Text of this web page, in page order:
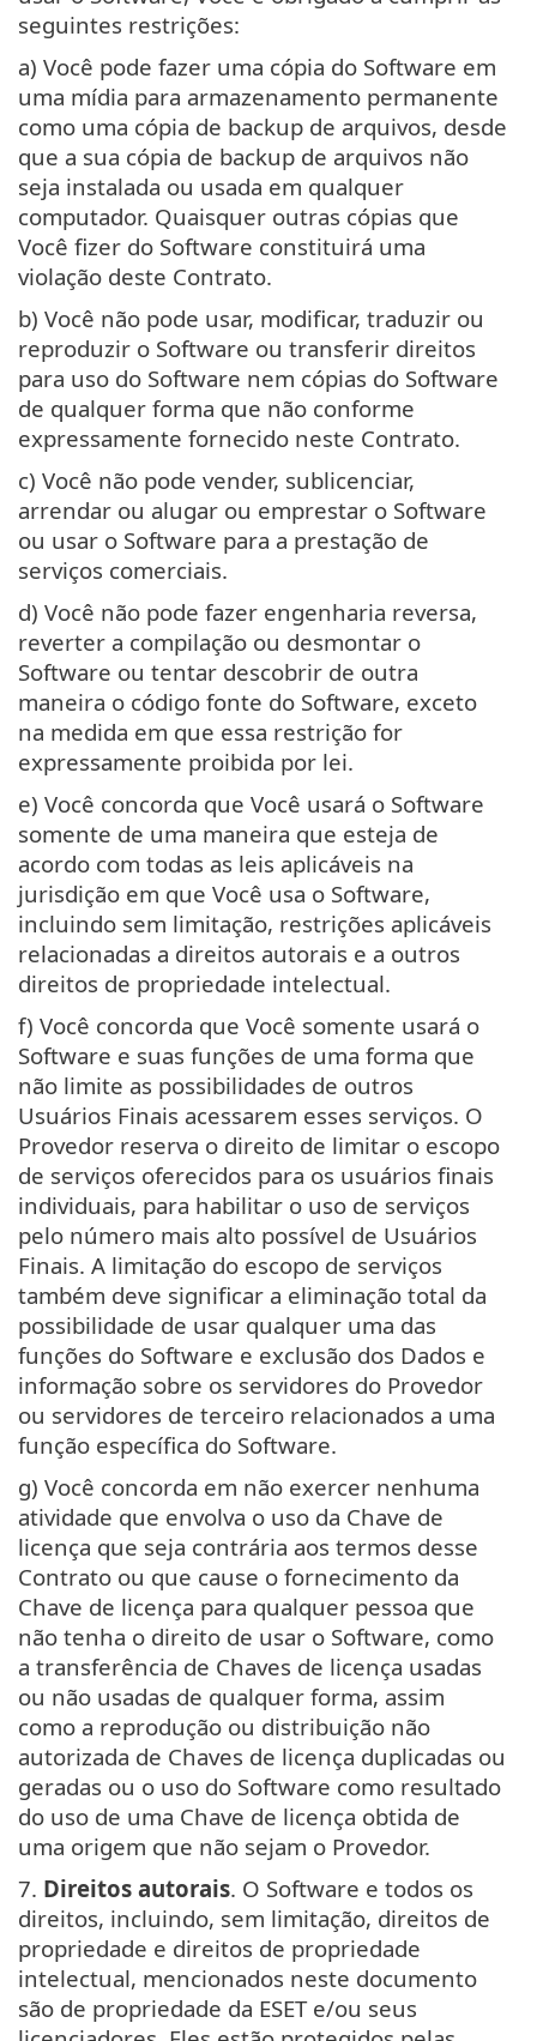
seguintes restrições:
a) Você pode fazer uma cópia do Software em
uma mídia para armazenamento permanente
como uma cópia de backup de arquivos, desde
que a sua cópia de backup de arquivos não
seja instalada ou usada em qualquer
computador. Quaisquer outras cópias que
Você fizer do Software constituirá uma
violação deste Contrato.
b) Você não pode usar, modificar, traduzir ou
reproduzir o Software ou transferir direitos
para uso do Software nem cópias do Software
de qualquer forma que não conforme
expressamente fornecido neste Contrato.
c) Você não pode vender, sublicenciar,
arrendar ou alugar ou emprestar o Software
ou usar o Software para a prestação de
serviços comerciais.
d) Você não pode fazer engenharia reversa,
reverter a compilação ou desmontar o
Software ou tentar descobrir de outra
maneira o código fonte do Software, exceto
na medida em que essa restrição for
expressamente proibida por lei.
e) Você concorda que Você usará o Software
somente de uma maneira que esteja de
acordo com todas as leis aplicáveis na
jurisdição em que Você usa o Software,
incluindo sem limitação, restrições aplicáveis
relacionadas a direitos autorais e a outros
direitos de propriedade intelectual.
f) Você concorda que Você somente usará o
Software e suas funções de uma forma que
não limite as possibilidades de outros
Usuários Finais acessarem esses serviços. O
Provedor reserva o direito de limitar o escopo
de serviços oferecidos para os usuários finais
individuais, para habilitar o uso de serviços
pelo número mais alto possível de Usuários
Finais. A limitação do escopo de serviços
também deve significar a eliminação total da
possibilidade de usar qualquer uma das
funções do Software e exclusão dos Dados e
informação sobre os servidores do Provedor
ou servidores de terceiro relacionados a uma
função específica do Software.
g) Você concorda em não exercer nenhuma
atividade que envolva o uso da Chave de
licença que seja contrária aos termos desse
Contrato ou que cause o fornecimento da
Chave de licença para qualquer pessoa que
não tenha o direito de usar o Software, como
a transferência de Chaves de licença usadas
ou não usadas de qualquer forma, assim
como a reprodução ou distribuição não
autorizada de Chaves de licença duplicadas ou
geradas ou o uso do Software como resultado
do uso de uma Chave de licença obtida de
uma origem que não sejam o Provedor.
7. Direitos autorais. O Software e todos os
direitos, incluindo, sem limitação, direitos de
propriedade e direitos de propriedade
intelectual, mencionados neste documento
são de propriedade da ESET e/ou seus